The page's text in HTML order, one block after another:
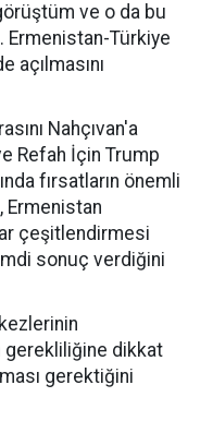
ve o da bu
Ermenistan-Türkiye
açılmasını
Nahçıvan'a
Refah İçin Trump
fırsatların önemli
Ermenistan
çeşitlendirmesi
sonuç verdiğini
gerekliliğine dikkat
gerektiğini